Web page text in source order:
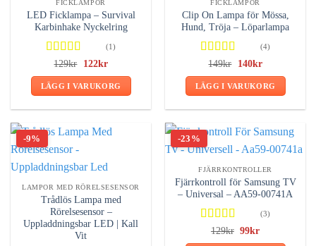
FICKLAMPOR
LED Ficklampa – Survival
Karbinhake Nyckelring
Betygsatt
3.00av
5
(1)
129kr
Det
priset
var:
122krDet
priset
är:
LÄGG I VARUKORG
FICKLAMPOR
Clip On Lampa för Mössa,
Hund, Tröja – Löparlampa
Betygsatt
5.00av 5
(4)
149kr
Det
priset
var:
140krDet
priset
är:
LÄGG I VARUKORG
-9%
LAMPOR MED RÖRELSESENSOR
Trådlös Lampa med
Rörelsesensor –
Uppladdningsbar LED | Kall
Vit
-23%
FJÄRRKONTROLLER
Fjärrkontroll för Samsung TV
– Universal – AA59-00741A
Betygsatt
4.67av 5
(3)
129kr Det
99kr